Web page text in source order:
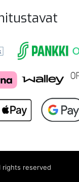
rights reserved